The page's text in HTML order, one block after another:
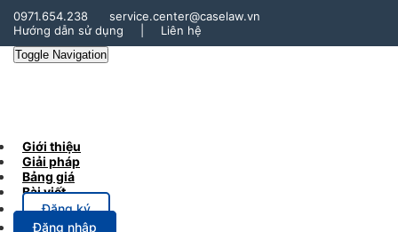
0971.654.238
service.center@caselaw.vn
Hướng dẫn sử dụng
Liên hệ
Toggle Navigation
Giới thiệu
Giải pháp
Bảng giá
Bài viết
Đăng ký
Đăng nhập